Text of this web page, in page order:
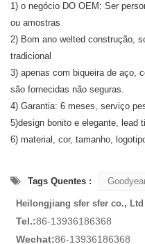
1) o negócio DO OEM: Ser
ou amostras
2) Bom ano welted construção,
tradicional
3) apenas com biqueira de aço,
são fornecidas não seguras.
4) Garantia: 6 meses, serviço
5)design bonito e elegante, lead
6) material, cor, tamanho,
Tags Quentes :
Heilongjiang sfer sfer co., Ltd
Tel.:86-13936186368
Wechat:86-13936186368